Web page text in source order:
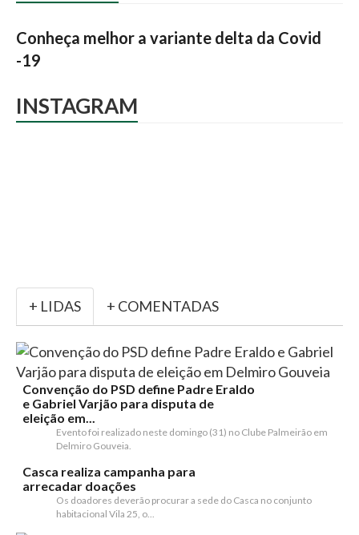
Conheça melhor a variante delta da Covid
-19
INSTAGRAM
+ LIDAS + COMENTADAS
Convenção do PSD define Padre Eraldo
e Gabriel Varjão para disputa de
eleição em...
Evento foi realizado neste domingo (31) no Clube Palmeirão em
Delmiro Gouveia.
Casca realiza campanha para
arrecadar doações
Os doadores deverão procurar a sede do Casca no conjunto
habitacional Vila 25, o...